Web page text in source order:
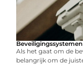
Als het gaat om de
belangrijk om de